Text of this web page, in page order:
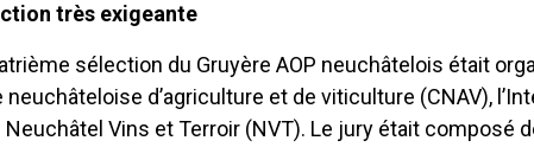
très exigeante
sélection du Gruyère AOP neuchâtelois était
neuchâteloise d’agriculture et de viticulture (CNAV),
Neuchâtel Vins et Terroir (NVT). Le jury était composé